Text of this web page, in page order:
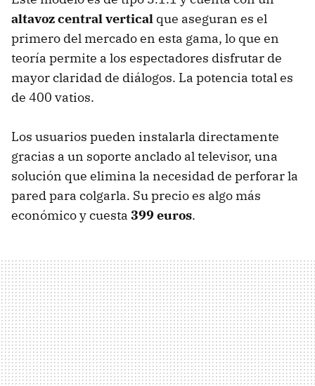
altavoz central vertical que aseguran es el
primero del mercado en esta gama, lo que en
teoría permite a los espectadores disfrutar de
mayor claridad de diálogos. La potencia total es
de 400 vatios.
Los usuarios pueden instalarla directamente
gracias a un soporte anclado al televisor, una
solución que elimina la necesidad de perforar la
pared para colgarla. Su precio es algo más
económico y cuesta 399 euros.